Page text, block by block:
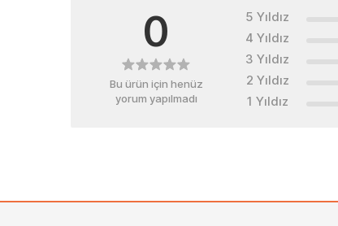
0
Bu ürün için henüz
yorum yapılmadı
5 Yıldız
4 Yıldız
3 Yıldız
2 Yıldız
1 Yıldız